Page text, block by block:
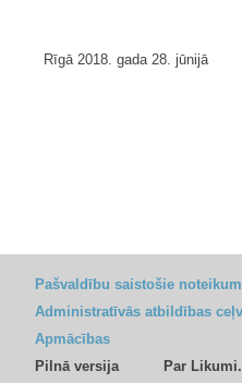
Rīgā 2018. gada 28. jūnijā
Pašvaldību saistošie
Administratīvās atbildības
Apmācības
Pilnā versija
Par